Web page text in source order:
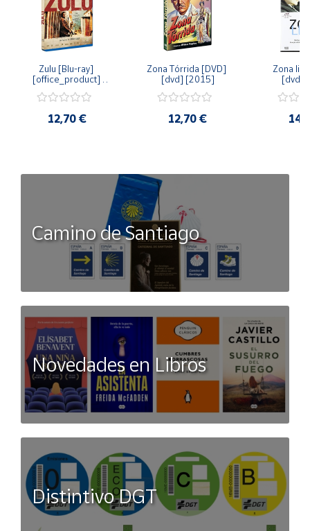
Zulu [Blu-ray]
[office_product]
12,70 €
Zona Tórrida [DVD]
[dvd] [2015]
12,70 €
Zona
[dvd]
Camino de Santiago
Novedades en Libros
Distintivo DGT